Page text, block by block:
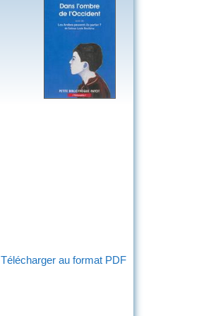
Télécharger au format PDF